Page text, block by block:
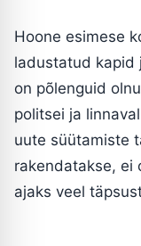
Hoone esimese
ladustatud kapid
on põlenguid
politsei ja
uute süütamiste
rakendatakse, ei
ajaks veel